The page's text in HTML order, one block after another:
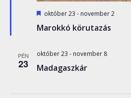
Kiemelt
október 23 - november 2
Marokkó körutazás
PÉN
23
október 23 - november 8
Madagaszkár